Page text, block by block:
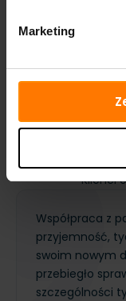
Marketing
gdzie liczy się
instalacji.
uczestników, a
chaos wokół
powód, by wracać
dzień. Dla
Klienci
Współpraca z
przyjemność,
swoim nowym
przebiegło
szczególności